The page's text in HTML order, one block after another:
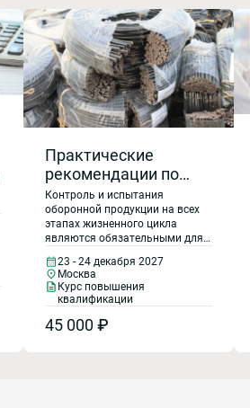
Практические
рекомендации по
предупреждению
применения
контрафактной и
фальсифицированной
продукции при
выполнении
государственного
оборонного заказа.
Контроль и испытания
оборонной продукции на всех
этапах жизненного цикла
являются обязательными для
выполнении государственного
оборонного заказа, поскольку
обеспечивают соответствие
требованиям.
23 - 24 декабря 2027
Москва
Курс повышения
квалификации
45 000 ₽